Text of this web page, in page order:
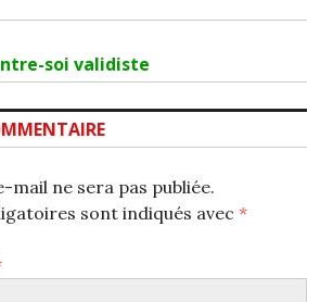
soi validiste
mail ne sera pas publiée.
sont indiqués avec *